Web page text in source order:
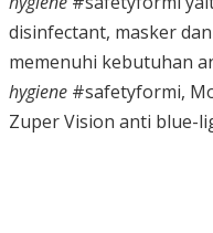
disinfectant, masker
memenuhi kebutuhan
hygiene #safetyformi,
Zuper Vision anti blue-